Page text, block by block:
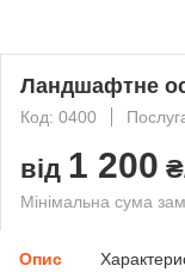
Ландшафтне
Код: 0400
від 1 200
Мінімальна сума
Опис